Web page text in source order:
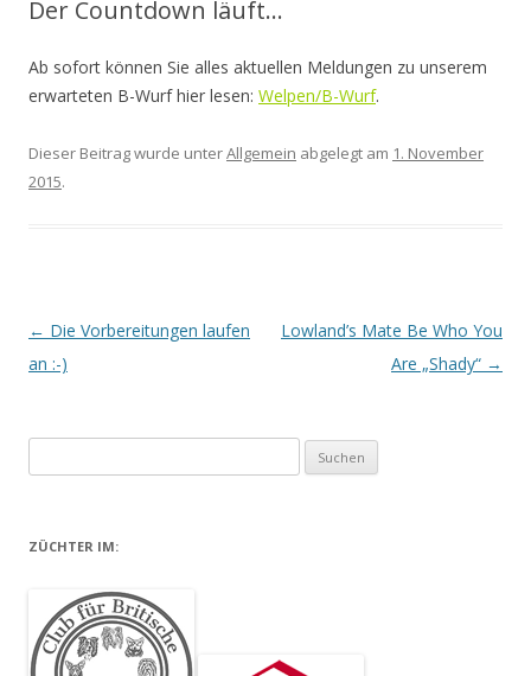
Der Countdown läuft…
Ab sofort können Sie alles aktuellen Meldungen zu unserem
erwarteten B-Wurf hier lesen: Welpen/B-Wurf.
Dieser Beitrag wurde unterAllgemein abgelegt am 1. November
2015.
Artikel-Navigation
← Die Vorbereitungen laufen
an :-)
Lowland’s Mate Be Who You
Are „Shady“ →
ZÜCHTER IM: